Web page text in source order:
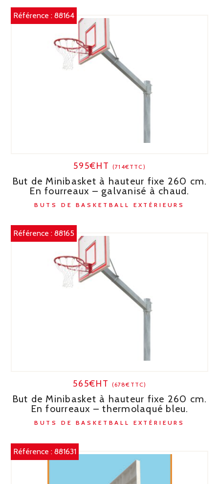
Référence :88164
595€HT(714€TTC)
But de Minibasket à hauteur fixe 260 cm.
En fourreaux – galvanisé à chaud.
BUTS DE BASKETBALL EXTÉRIEURS
Référence :88165
565€HT (678€TTC)
But de Minibasket à hauteur fixe 260 cm.
En fourreaux – thermolaqué bleu.
BUTS DE BASKETBALL EXTÉRIEURS
Référence :881631